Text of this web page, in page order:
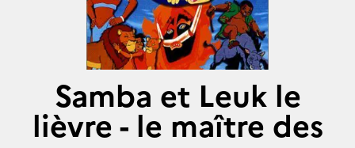
Samba et Leuk le
lièvre - le maître des